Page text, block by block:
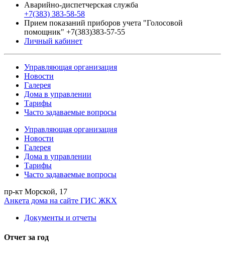
Аварийно-диспетчерская служба
+7(383) 383-58-58
Прием показаний приборов учета "Голосовой
помощник" +7(383)383-57-55
Личный кабинет
Управляющая организация
Новости
Галерея
Дома в управлении
Тарифы
Часто задаваемые вопросы
Управляющая организация
Новости
Галерея
Дома в управлении
Тарифы
Часто задаваемые вопросы
пр-кт Морской, 17
Анкета дома на сайте ГИС ЖКХ
Документы и отчеты
Отчет за год